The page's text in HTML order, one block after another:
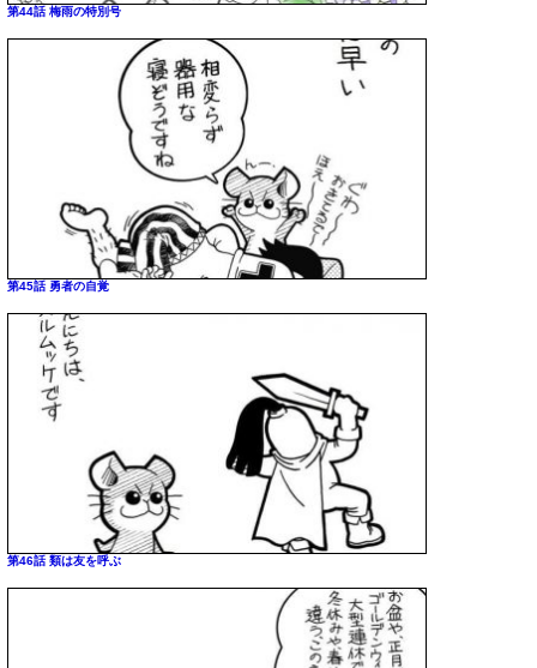
第44話 梅雨の特別号
第45話 勇者の自覚
第46話 類は友を呼ぶ